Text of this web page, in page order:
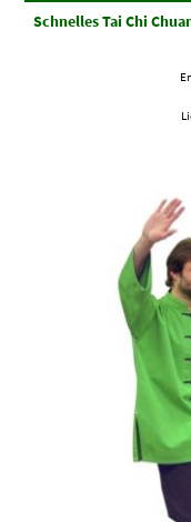
Schnelles Tai Chi